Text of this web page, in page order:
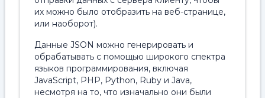
их можно было отобразить на веб-странице,
или наоборот).
Данные JSON можно генерировать и
обрабатывать с помощью широкого спектра
языков программирования, включая
JavaScript, PHP, Python, Ruby и Java,
несмотря на то, что изначально они были